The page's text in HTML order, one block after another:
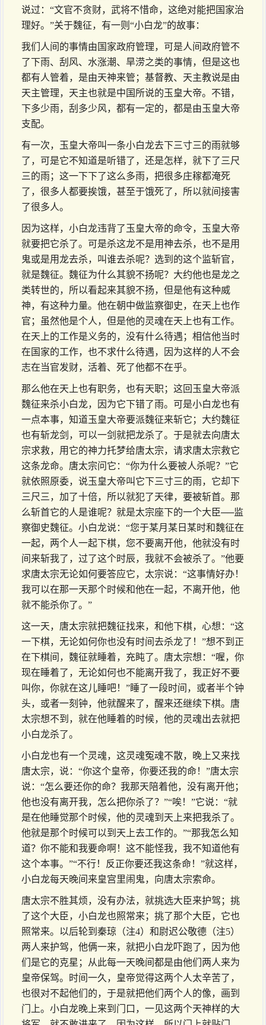
说过：“文官不贪财，武将不惜命，这绝对能把国家治
理好。”关于魏征，有一则“小白龙”的故事：
我们人间的事情由国家政府管理，可是人间政府管不
了下雨、刮风、水涨潮、旱涝之类的事情，但是这也
都有人管着，是由天神来管；基督教、天主教说是由
天主管理，天主也就是中国所说的玉皇大帝。不错，
下多少雨，刮多少风，都有一定的，都是由玉皇大帝
支配。
有一次，玉皇大帝叫一条小白龙去下三寸三的雨就够
了，可是它不知道是听错了，还是怎样，就下了三尺
三的雨；这一下下了这么多雨，把很多庄稼都淹死
了，很多人都要挨饿，甚至于饿死了，所以就间接害
了很多人。
因为这样，小白龙违背了玉皇大帝的命令，玉皇大帝
就要把它杀了。可是杀这龙不是用神去杀，也不是用
鬼或是用龙去杀，叫谁去杀呢？选到的这个监斩官，
就是魏征。魏征为什么其貌不扬呢？大约他也是龙之
类转世的，所以看起来其貌不扬，但是他有这种威
神，有这种力量。他在朝中做监察御史，在天上也作
官；虽然他是个人，但是他的灵魂在天上也有工作。
在天上的工作是义务的，没有什么待遇；相信他当时
在国家的工作，也不求什么待遇，因为这样的人不会
志在当官发财，活着、死了他都不在乎。
那么他在天上也有职务，也有天职；这回玉皇大帝派
魏征来杀小白龙，因为它下错了雨。可是小白龙也有
一点本事，知道玉皇大帝要派魏征来斩它；大约魏征
也有斩龙剑，可以一剑就把龙杀了。于是就去向唐太
宗求救，用它的神力托梦给唐太宗，请求唐太宗救它
这条龙命。唐太宗问它：“你为什么要被人杀呢？”它
就依照原委，说玉皇大帝叫它下三寸三的雨，它却下
三尺三，加了十倍，所以就犯了天律，要被斩首。那
么斩首它的人是谁呢？就是太宗座下的一个大臣──监
察御史魏征。小白龙说：“您于某月某日某时和魏征在
一起，两个人一起下棋，您不要离开他，他就没有时
间来斩我了，过了这个时辰，我就不会被杀了。”他要
求唐太宗无论如何要答应它，太宗说：“这事情好办！
我可以在那一天那个时候和他在一起，不离开他，他
就不能杀你了。”
这一天，唐太宗就把魏征找来，和他下棋，心想：“这
一下棋，无论如何你也没有时间去杀龙了！”想不到正
在下棋间，魏征就睡着，充盹了。唐太宗想：“喔，你
现在睡着了，无论如何也不能离开我了，我正好不要
叫你，你就在这儿睡吧！”睡了一段时间，或者半个钟
头，或者一刻钟，他就醒来了，醒来还继续下棋。唐
太宗想不到，就在他睡着的时候，他的灵魂出去就把
小白龙杀了。
小白龙也有一个灵魂，这灵魂冤魂不散，晚上又来找
唐太宗，说：“你这个皇帝，你要还我的命！”唐太宗
说：“怎么要还你的命？我那天陪着他，没有离开他；
他也没有离开我，怎么把你杀了？”“唉！”它说：“就
是在他睡觉那个时候，他的灵魂到天上来把我杀了。
他就是那个时候可以到天上去工作的。”“那我怎么知
道？你不能和我要命啊！这不能怪我，我不知道他有
这个本事。”“不行！反正你要还我这条命！”就这样，
小白龙每天晚间来皇宫里闹鬼，向唐太宗索命。
唐太宗不胜其烦，没有办法，就挑选大臣来护驾；挑
了这个大臣，小白龙也照常来；挑了那个大臣，它也
照常来。以后轮到秦琼（注4）和尉迟公敬德（注5）
两人来护驾，他俩一来，就把小白龙吓跑了，因为他
们是它的克星；从此每一天晚间都是由他们两人来为
皇帝保驾。时间一久，皇帝觉得这两个人太辛苦了，
也很对不起他们的，于是就把他们两个人的像，画到
门上。小白龙晚上来到门口，一见这两个天神样的大